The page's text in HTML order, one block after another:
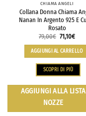
CHIAMA ANGELI
Collana Donna Chiama
Nanan In Argento 925 E
Rosato
79,00€ 71,10€
AGGIUNGI AL CARRELLO
SCOPRI DI PIÙ
AGGIUNGI ALLA LISTA
NOZZE